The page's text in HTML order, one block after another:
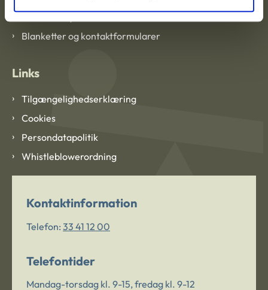
Om Ankestyrelsen
Blanketter og kontaktformularer
Links
Tilgængelighedserklæring
Cookies
Persondatapolitik
Whistleblowerordning
Kontaktinformation
Telefon: 33 41 12 00
Telefontider
Mandag-torsdag kl. 9-15, fredag kl. 9-12